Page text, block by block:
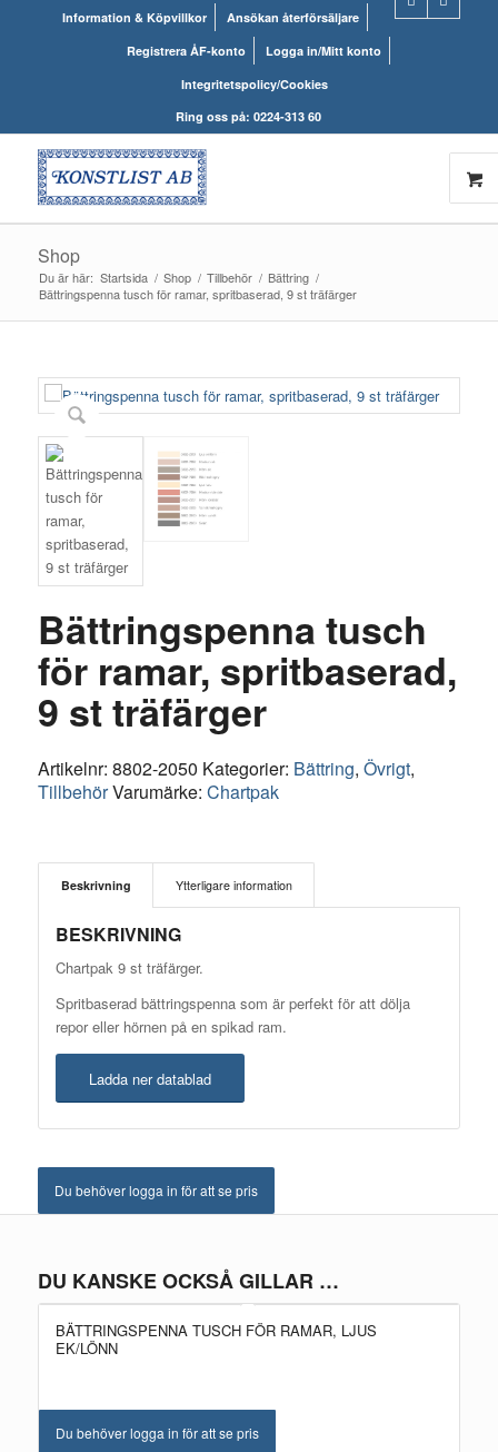
Information & Köpvillkor
Ansökan återförsäljare
Registrera ÅF-konto
Logga in/Mitt konto
Integritetspolicy/Cookies
Ring oss på: 0224-313 60
Shop
Du är här: Startsida / Shop / Tillbehör / Bättring /
Bättringspenna tusch för ramar, spritbaserad, 9 st träfärger
Bättringspenna tusch
för ramar, spritbaserad,
9 st träfärger
Artikelnr: 8802-2050 Kategorier: Bättring, Övrigt,
TillbehörVarumärke: Chartpak
Beskrivning Ytterligare information
BESKRIVNING
Chartpak 9 st träfärger.
Spritbaserad bättringspenna som är perfekt för att dölja
repor eller hörnen på en spikad ram.
Ladda ner datablad
Du behöver logga in för att se pris
DU KANSKE OCKSÅ GILLAR …
BÄTTRINGSPENNA TUSCH FÖR RAMAR, LJUS
EK/LÖNN
Du behöver logga in för att se pris